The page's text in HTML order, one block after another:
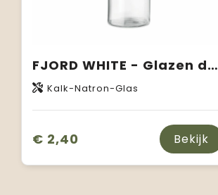
FJORD WHITE - Glazen drinkfles 500ML
Kalk-Natron-Glas
€ 2,40 Bekijk